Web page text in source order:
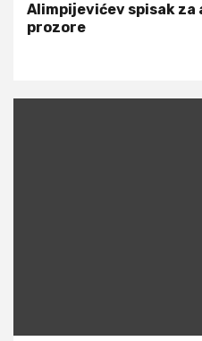
Alimpijevićev spisak za
prozore